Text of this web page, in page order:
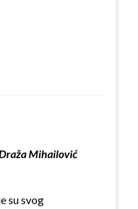
Mihailović
su svog